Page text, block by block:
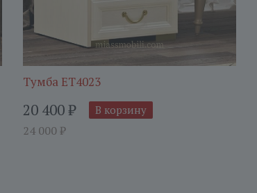
Тумба ЕТ4023
20 400₽
24 000 ₽
В корзину